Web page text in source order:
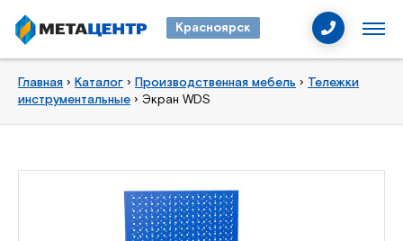
Красноярск
Главная › Каталог › Производственная мебель › Тележки
инструментальные › Экран WDS